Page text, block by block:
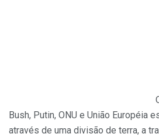
Bush, Putin, ONU e União Européia
através de uma divisão de terra, a